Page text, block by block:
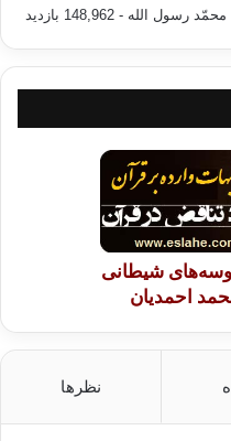
رسول الله - 148,962 بازدید
شیطانی
احمدیان
نظرها